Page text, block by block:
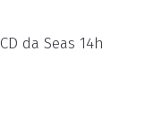
da Seas 14h